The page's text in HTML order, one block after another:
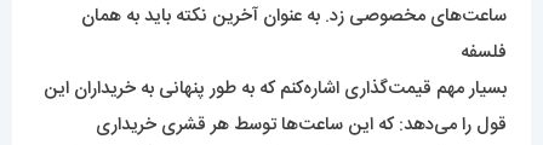
ساعت‌های مخصوصی زد. به عنوان آخرین نکته باید به همان
فلسفه
بسیار مهم قیمت‌گذاری اشاره‌کنم که به طور پنهانی به خریداران این
قول را می‌دهد: که این ساعت‌ها توسط هر قشری خریداری